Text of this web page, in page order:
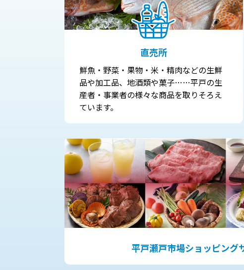
直売所
鮮魚・野菜・果物・米・精肉などの生鮮
品や加工品、地酒類や菓子……平戸の生
産者・事業者の様々な商品を取りそろえ
ています。
平戸瀬戸市場ショッピング